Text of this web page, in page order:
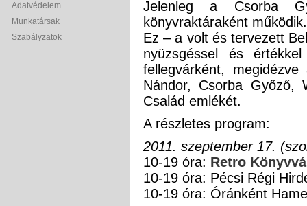
Adatvédelem
Munkatársak
Szabályzatok
Jelenleg a Csorba
könyvraktáraként
Ez – a volt és tervezett
nyüzsgéssel és
fellegvárként,
Nándor, Csorba Győző,
Család emlékét.
A részletes program:
2011. szeptember 17.
10-19 óra: Retro
10-19 óra: Pécsi Régi
10-19 óra: Óránként